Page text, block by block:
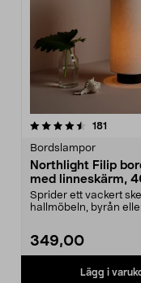
181
Bordslampor
Northlight Filip
med linneskärm,
Sprider ett vackert
hallmöbeln, byrån
349,00
Lägg i
4.5av 5 stjärnor